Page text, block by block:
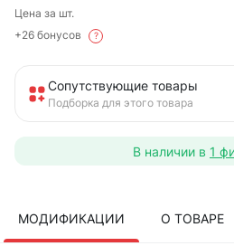
Цена за шт.
+26 бонусов
?
Сопутствующие товары
Подборка для этого товара
В наличии в 1
МОДИФИКАЦИИ О ТОВАРЕ